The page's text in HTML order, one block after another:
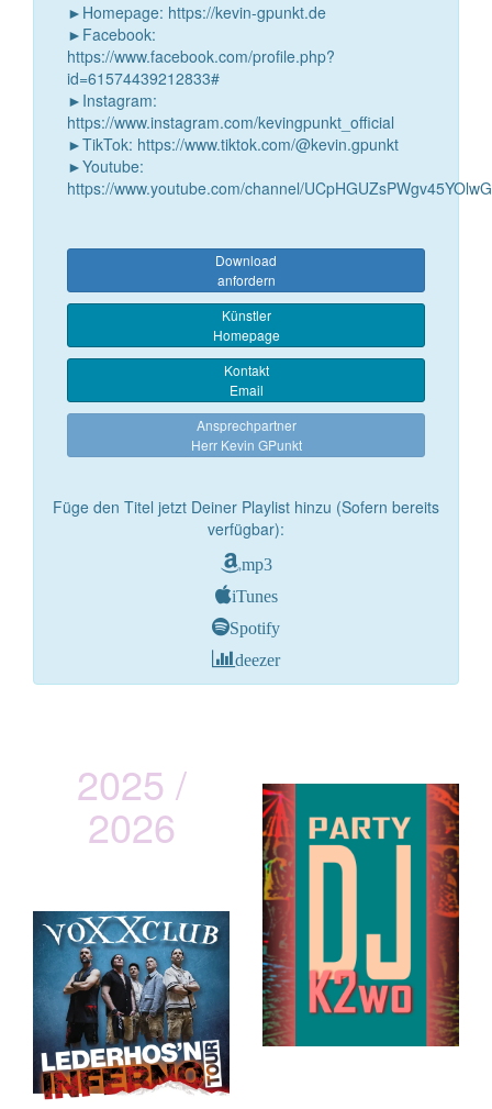
►Homepage: https://kevin-gpunkt.de
►Facebook:
https://www.facebook.com/profile.php?
id=61574439212833#
►Instagram:
https://www.instagram.com/kevingpunkt_official
►TikTok: https://www.tiktok.com/@kevin.gpunkt
►Youtube:
https://www.youtube.com/channel/
Download
anfordern
Künstler
Homepage
Kontakt
Email
Ansprechpartner
Herr Kevin GPunkt
Füge den Titel jetzt Deiner Playlist hinzu (Sofern bereits
verfügbar):
mp3
iTunes
Spotify
deezer
2025 /
2026